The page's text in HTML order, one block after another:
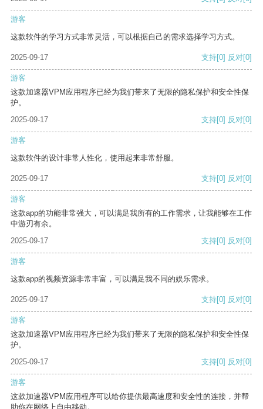
游客
这款软件的学习方式非常灵活，可以根据自己的需求选择学习方式。
2025-09-17 支持[0] 反对[0]
游客
这款加速器VPM应用程序已经为我们带来了无限的隐私保护和安全性保
护。
2025-09-17
支持[0] 反对[0]
游客
这款软件的设计非常人性化，使用起来非常舒服。
2025-09-17 支持[0] 反对[0]
游客
这款app的功能非常强大，可以满足我所有的工作需求，让我能够在工作
中游刃有余。
2025-09-17
支持[0] 反对[0]
游客
这款app的视频资源非常丰富，可以满足我不同的娱乐需求。
2025-09-17 支持[0] 反对[0]
游客
这款加速器VPM应用程序已经为我们带来了无限的隐私保护和安全性保
护。
2025-09-17
支持[0] 反对[0]
游客
这款加速器VPM应用程序可以给你提供最高速度和安全性的连接，并帮
助你在网络上自由移动。